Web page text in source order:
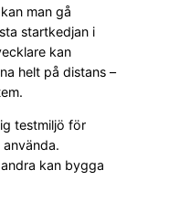
man gå
startkedjan i
kan
helt på distans –
testmiljö för
använda.
kan bygga